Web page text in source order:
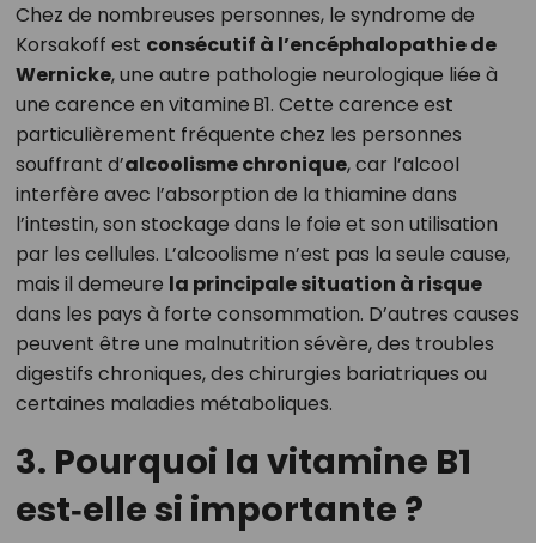
Chez de nombreuses personnes, le syndrome de
Korsakoff est consécutif à l’encéphalopathie de
Wernicke, une autre pathologie neurologique liée à
une carence en vitamine B1. Cette carence est
particulièrement fréquente chez les personnes
souffrant d’alcoolisme chronique, car l’alcool
interfère avec l’absorption de la thiamine dans
l’intestin, son stockage dans le foie et son utilisation
par les cellules. L’alcoolisme n’est pas la seule cause,
mais il demeure la principale situation à risque
dans les pays à forte consommation. D’autres causes
peuvent être une malnutrition sévère, des troubles
digestifs chroniques, des chirurgies bariatriques ou
certaines maladies métaboliques.
3. Pourquoi la vitamine B1
est‑elle si importante ?